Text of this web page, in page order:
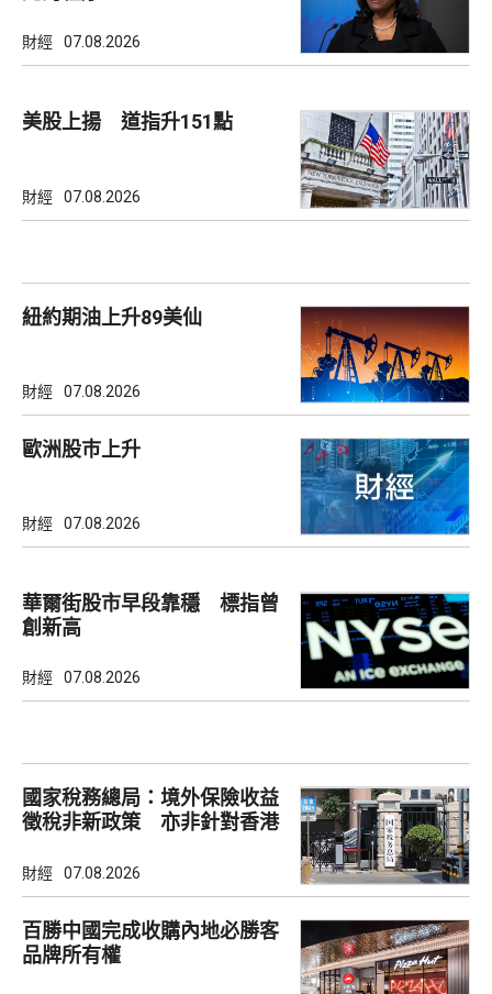
財經 07.08.2026
美股上揚 道指升151點
財經 07.08.2026
紐約期油上升89美仙
財經 07.08.2026
歐洲股巿上升
財經 07.08.2026
華爾街股市早段靠穩 標指曾
創新高
財經 07.08.2026
國家稅務總局：境外保險收益
徵稅非新政策 亦非針對香港
財經 07.08.2026
百勝中國完成收購內地必勝客
品牌所有權